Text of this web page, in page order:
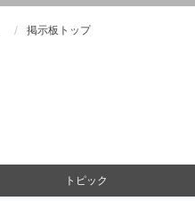
掲示板トップ
トピック